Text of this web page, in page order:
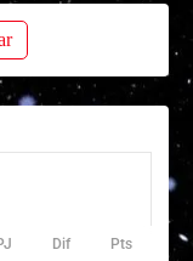
Dif Pts